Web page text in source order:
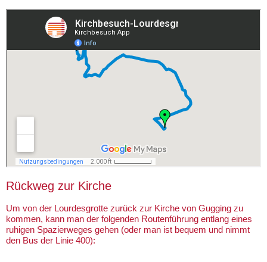
Rückweg zur Kirche
Um von der Lourdesgrotte zurück zur Kirche von Gugging zu
kommen, kann man der folgenden Routenführung entlang eines
ruhigen Spazierweges gehen (oder man ist bequem und nimmt
den Bus der Linie 400):